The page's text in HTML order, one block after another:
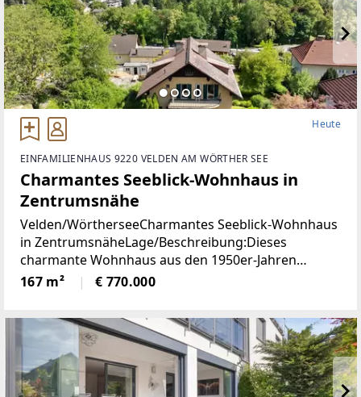
Heute
EINFAMILIENHAUS 9220 VELDEN AM WÖRTHER SEE
Charmantes Seeblick-Wohnhaus in
Zentrumsnähe
Velden/WörtherseeCharmantes Seeblick-Wohnhaus
in ZentrumsnäheLage/Beschreibung:Dieses
charmante Wohnhaus aus den 1950er-Jahren
vereint eine hervorragende Aussichtslage mit viel
Potenzial zur Verwirklichung individueller
167 m² € 770.000